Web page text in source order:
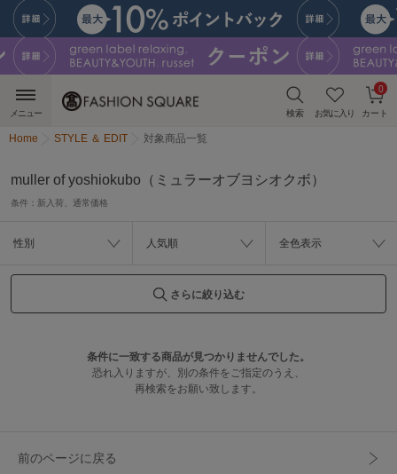
検索 お気に入り カート
0
メニュー
Home STYLE ＆ EDIT 対象商品一覧
muller of yoshiokubo（ミュラーオブヨシオクボ）
条件： 新入荷、通常価格
性別 人気順 全色表示
さらに絞り込む
条件に一致する商品が見つかりませんでした。
恐れ入りますが、別の条件をご指定のうえ、
再検索をお願い致します。
前のページに戻る